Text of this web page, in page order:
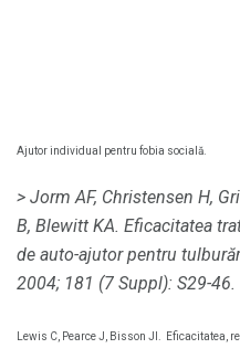
Ajutor individual pentru fobia socială.
> Jorm AF, Christensen H,
B, Blewitt KA. Eficacitatea
de auto-ajutor pentru
2004; 181 (7 Suppl): S29-46.
Lewis C, Pearce J, Bisson JI. Eficacitatea,